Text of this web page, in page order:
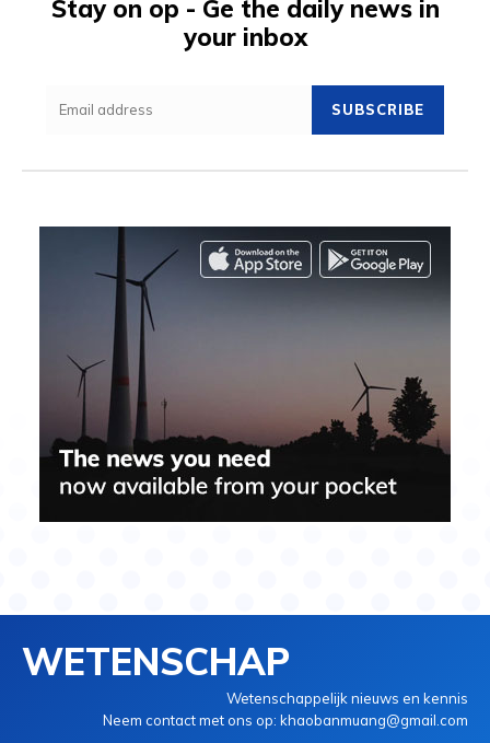
Stay on op - Ge the daily news in
your inbox
SUBSCRIBE
WETENSCHAP
Wetenschappelijk nieuws en kennis
Neem contact met ons op: khaobanmuang@gmail.com